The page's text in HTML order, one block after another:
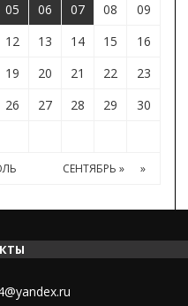
05 06 07 08
09
12 13 14 15
16
19 20 21 22
23
26 27 28 29
30
СЕНТЯБРЬ » »